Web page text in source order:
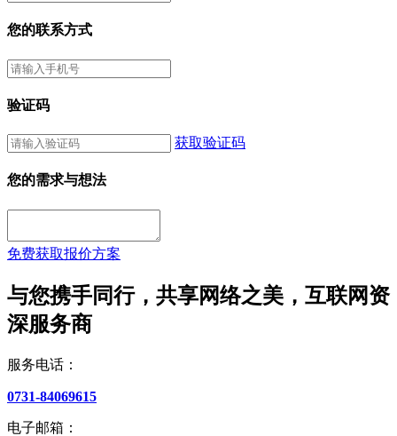
您的联系方式
验证码
获取验证码
您的需求与想法
免费获取报价方案
与您携手同行，共享网络之美，互联网资
深服务商
服务电话：
0731-84069615
电子邮箱：